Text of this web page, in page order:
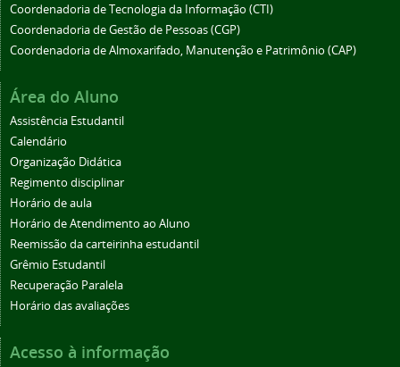
Coordenadoria de Tecnologia da Informação (CTI)
Coordenadoria de Gestão de Pessoas (CGP)
Coordenadoria de Almoxarifado, Manutenção e Patrimônio (CAP)
Área do Aluno
Assistência Estudantil
Calendário
Organização Didática
Regimento disciplinar
Horário de aula
Horário de Atendimento ao Aluno
Reemissão da carteirinha estudantil
Grêmio Estudantil
Recuperação Paralela
Horário das avaliações
Acesso à informação